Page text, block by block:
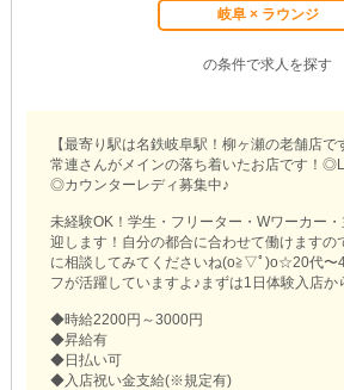
岐阜 × ラウンジ
の条件で求人を探す
【最寄り駅は名鉄岐阜駅！柳ヶ瀬の老舗店
常連さんがメインの落ち着いたお店です！
◎カウンターレディ募集中♪
未経験OK！学生・フリーター・Wワーカー
迎します！自分の都合に合わせて働けますの
に相談してみてくださいね(o≧▽ﾟ)o☆20代〜
フが活躍していますよ♪まずは1日体験入店か
◆時給2200円～3000円
◆昇給有
◆日払い可
◆入店祝い金支給(※規定有)